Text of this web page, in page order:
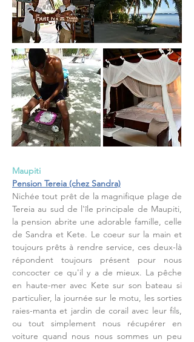
Maupiti
Pension Tereia (chez Sandra)
Nichée tout prêt de la magnifique plage de
Tereia au sud de l'île principale de Maupiti,
la pension abrite une adorable famille, celle
de Sandra et Kete. Le coeur sur la main et
toujours prêts à rendre service, ces deux-là
répondent toujours présent pour nous
concocter ce qu'il y a de mieux. La pêche
en haute-mer avec Kete sur son bateau si
particulier, la journée sur le motu, les sorties
raies-manta et jardin de corail avec leur fils,
ou tout simplement nous récupérer en
voiture quand nous nous sommes un peu